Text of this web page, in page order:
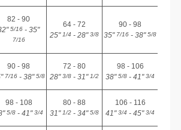
82 - 90
5/16 - 35"
7/16
64 - 72
25"1/4 - 28"3/8
90 - 98
35"7/16 - 38"5/8
90 - 98
7/16 - 38"5/8
72 - 80
28"3/8 - 31"1/2
98 - 106
38"5/8 - 41"3/4
98 - 108
5/8 - 41"3/4
80 - 88
31"1/2 - 34"5/8
106 - 116
41"3/4 - 45"3/4